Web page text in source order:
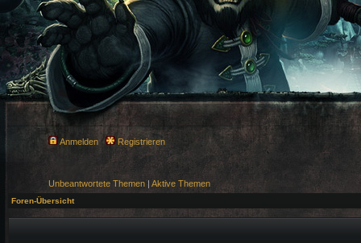
Anmelden Registrieren
Unbeantwortete Themen | Aktive Themen
Foren-Übersicht